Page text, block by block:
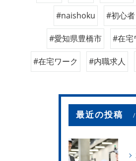
#naishoku #初心者
#愛知県豊橋市 #在宅
#在宅ワーク #内職求人
最近の投稿